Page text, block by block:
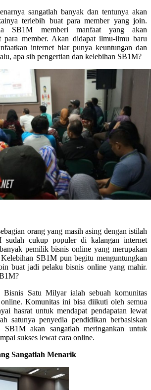
sangatlah banyak dan tentunya akan
terlebih buat para member yang join.
SB1M memberi manfaat yang akan
para member. Akan didapat ilmu-ilmu baru
internet biar punya keuntungan dan
apa sih pengertian dan kelebihan SB1M?
orang yang masih asing dengan istilah
cukup populer di kalangan internet
pemilik bisnis online yang merupakan
SB1M pun begitu menguntungkan
buat jadi pelaku bisnis online yang mahir.
Bisnis Satu Milyar ialah sebuah komunitas
Komunitas ini bisa diikuti oleh semua
hasrat untuk mendapat pendapatan lewat
satunya penyedia pendidikan berbasiskan
akan sangatlah meringankan untuk
sukses lewat cara online.
Sangatlah Menarik